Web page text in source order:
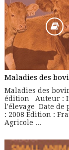
Maladies des
édition Auteur :
l'élevage Date de
: 2008 Edition :
Agricole ...